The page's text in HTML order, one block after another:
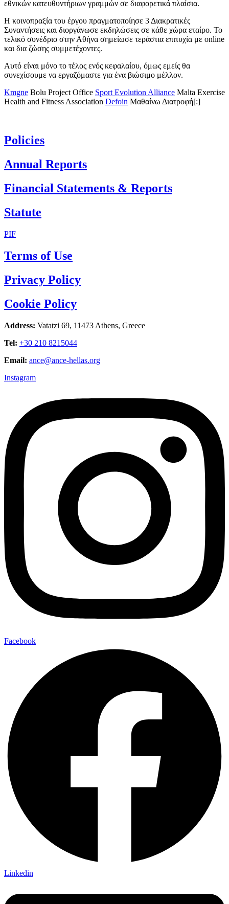
εθνικών κατευθυντήριων γραμμών σε διαφορετικά πλαίσια.
Η κοινοπραξία του έργου πραγματοποίησε 3 Διακρατικές
Συναντήσεις και διοργάνωσε εκδηλώσεις σε κάθε χώρα εταίρο. Το
τελικό συνέδριο στην Αθήνα σημείωσε τεράστια επιτυχία με online
και δια ζώσης συμμετέχοντες.
Αυτό είναι μόνο το τέλος ενός κεφαλαίου, όμως εμείς θα
συνεχίσουμε να εργαζόμαστε για ένα βιώσιμο μέλλον.
Kmgne Bolu Project Office Sport Evolution Alliance Malta Exercise
Health and Fitness Association Defoin Μαθαίνω Διατροφή[:]
Policies
Annual Reports
Financial Statements & Reports
Statute
PIF
Terms of Use
Privacy Policy
Cookie Policy
Address: Vatatzi 69, 11473 Athens, Greece
Tel: +30 210 8215044
Email: ance@ance-hellas.org
Instagram
Facebook
Linkedin